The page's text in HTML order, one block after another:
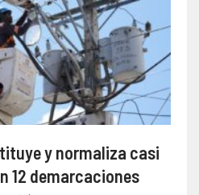
y normaliza casi
12 demarcaciones